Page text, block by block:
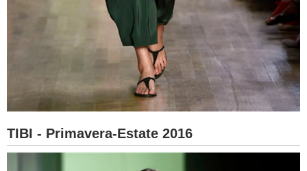
TIBI - Primavera-Estate 2016